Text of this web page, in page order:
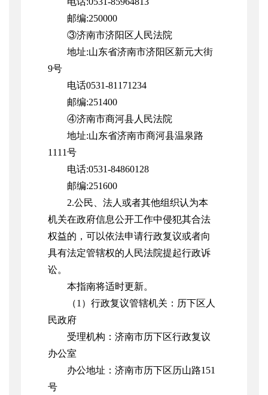
邮编:250000
③济南市济阳区人民法院
地址:山东省济南市济阳区新元大街
9号
电话0531-81171234
邮编:251400
④济南市商河县人民法院
地址:山东省济南市商河县温泉路
1111号
电话:0531-84860128
邮编:251600
2.公民、法人或者其他组织认为本
机关在政府信息公开工作中侵犯其合法
权益的，可以依法申请行政复议或者向
具有法定管辖权的人民法院提起行政诉
讼。
本指南将适时更新。
（1）行政复议管辖机关：历下区人
民政府
受理机构：济南市历下区行政复议
办公室
办公地址：济南市历下区历山路151
号